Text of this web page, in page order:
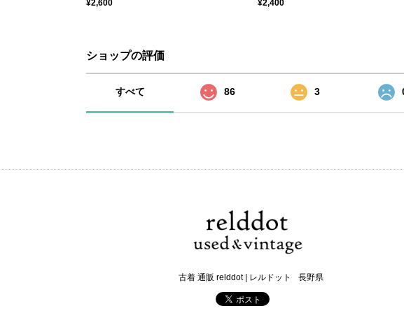
¥2,600 ¥2,400
ショップの評価
すべて 86 3
古着 通販 relddot | レルドット 長野県